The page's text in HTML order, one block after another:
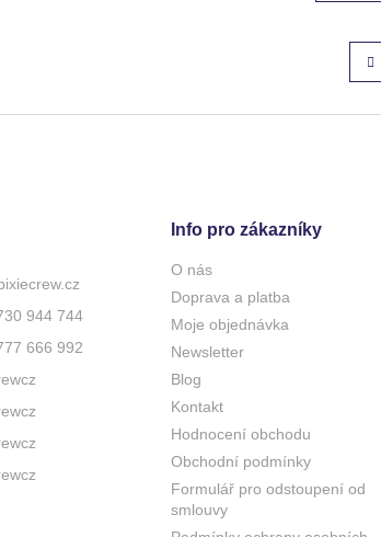
944 744
666 992
Info pro zákazníky
O nás
Doprava a platba
Moje objednávka
Newsletter
Blog
Kontakt
Hodnocení obchodu
Obchodní podmínky
Formulář pro odstoupení od
smlouvy